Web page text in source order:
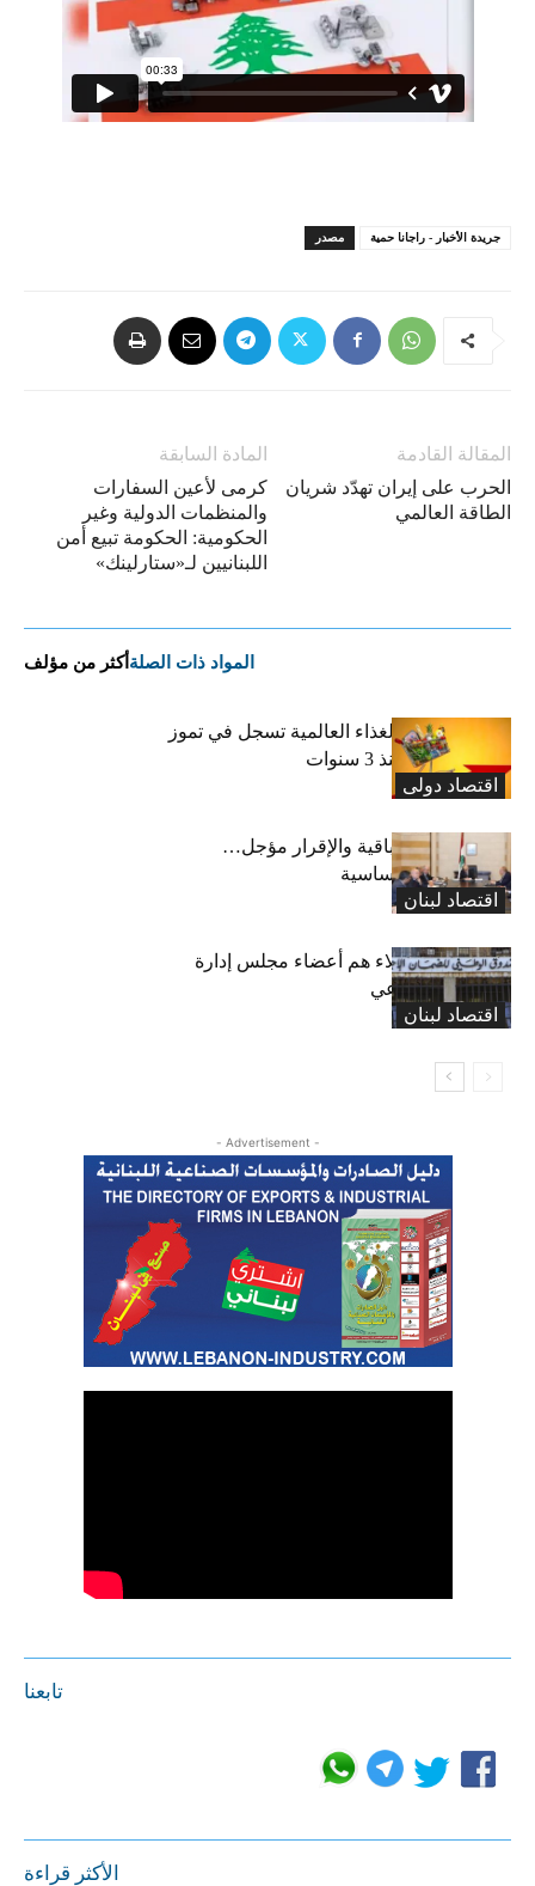
مصدر جريدة الأخبار - راجانا حمية
المادة السابقة
كرمى لأعين السفارات
والمنظمات الدولية وغير
الحكومية: الحكومة تبيع أمن
اللبنانيين لـ«ستارلينك»
المقالة القادمة
الحرب على إيران تهدّد شريان
الطاقة العالمي
المواد ذات الصلة أكثر من مؤلف
اقتصاد دولی
“الفاو”: أسعار الغذاء العالمية تسجل في تموز
أعلى مستوى منذ 3 سنوات
اقتصاد لبنان
رسوم النفايات باقية والإقرار مؤجل…
واستثناء لمواد أساسية
اقتصاد لبنان
بعد 19 عاماً: هؤلاء هم أعضاء مجلس إدارة
الضمان الاجتماعي
- Advertisement -
تابعنا
الأكثر قراءة